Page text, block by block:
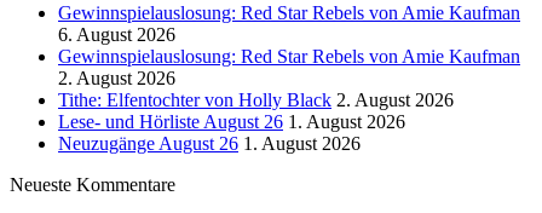
Gewinnspielauslosung: Red Star Rebels von Amie Kaufman
6. August 2026
Gewinnspielauslosung: Red Star Rebels von Amie Kaufman
2. August 2026
Tithe: Elfentochter von Holly Black 2. August 2026
Lese- und Hörliste August 26 1. August 2026
Neuzugänge August 26 1. August 2026
Neueste Kommentare